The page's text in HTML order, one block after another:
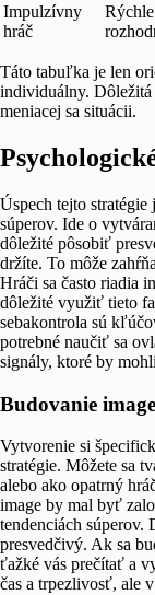
Impulzívny
hráč
Rýchle
Táto tabuľka je len
individuálny.
meniacej sa situácii.
Úspech tejto
súperov. Ide o
dôležité pôsobiť
držíte. To môže
Hráči sa často riadia
dôležité využiť tieto
sebakontrola sú
potrebné naučiť sa
signály, ktoré by
Budovanie
Vytvorenie si
stratégie. Môžete sa
alebo ako opatrný
image by mal byť
tendenciách súperov.
presvedčivý. Ak sa
ťažké vás prečítať a
čas a trpezlivosť, ale